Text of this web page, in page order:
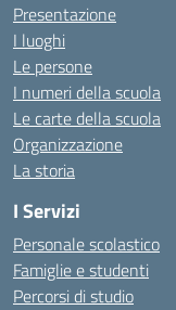
Presentazione
I luoghi
Le persone
I numeri della scuola
Le carte della scuola
Organizzazione
La storia
I Servizi
Personale scolastico
Famiglie e studenti
Percorsi di studio